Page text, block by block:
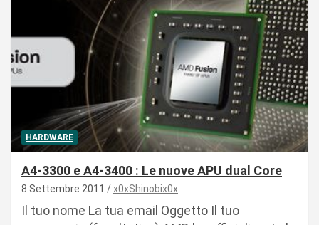
HARDWARE
A4-3300 e A4-3400 : Le nuove APU dual Core
8 Settembre 2011 x0xShinobix0x
Il tuo nome La tua email Oggetto Il tuo